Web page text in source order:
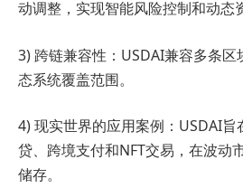
动调整，实现智能风险控制和动态
3) 跨链兼容性：USDAI兼容多条
态系统覆盖范围。
4) 现实世界的应用案例：USDAI
贷、跨境支付和NFT交易，在波动
储存。